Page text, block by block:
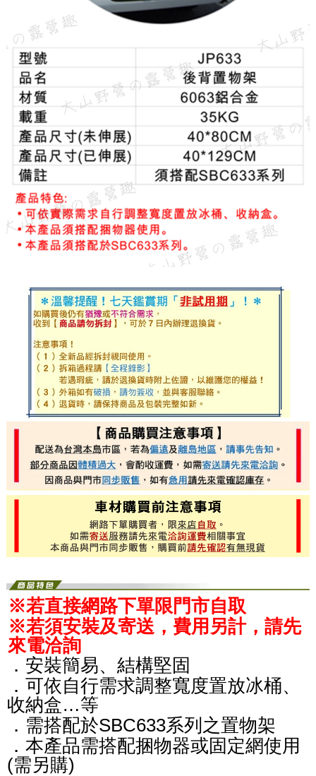
※若直接網路下單限門市自取
※若須安裝及寄送，費用另計，請先
來電洽詢
．安裝簡易、結構堅固
．可依自行需求調整寬度置放冰桶、
收納盒…等
．需搭配於SBC633系列之置物架
．本產品需搭配捆物器或固定網使用
(需另購)